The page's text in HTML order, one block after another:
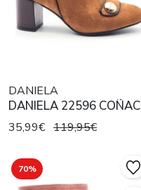
DANIELA
DANIELA 22596 COÑAC
35,99€ 119,95€
70%